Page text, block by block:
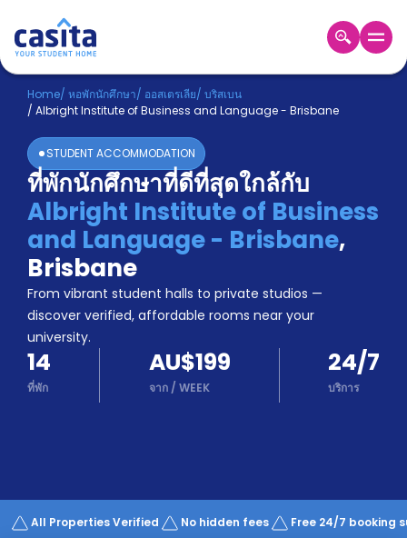
Home TH AUD
เข้าสู่
ระบบ
Booking
Accommodation
About
us
Blog
Refer
And
Earn
Become
A
Partner
Help
and
Phone
Works
Home/ หอพักนักศึกษา/ ออสเตรเลีย/ บริสเบน
/ Albright Institute of Business and Language - Brisbane
STUDENT ACCOMMODATION
ที่พักนักศึกษาที่ดีที่สุดใกล้กับ
Albright Institute of Business
and Language - Brisbane,
Brisbane
From vibrant student halls to private studios —
discover verified, affordable rooms near your
university.
14
ที่พัก
AU$199
จาก/ WEEK
24/7
บริการ
All Properties Verified No hidden fees Free 24/7 booking